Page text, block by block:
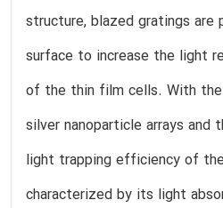
structure, blazed gratings are
surface to increase the light
of the thin film cells. With
silver nanoparticle arrays and
light trapping efficiency of
characterized by its light